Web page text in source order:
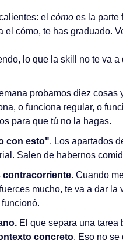
el cómo es la parte
el cómo, te has graduado.
lo que la skill no te va a
probamos diez cosas
o funciona regular, o
para que tú no la hagas.
con esto". Los apartados
Salen de habernos
contracorriente. Cuando
mucho, te va a dar
El que separa una
concreto. Eso no se